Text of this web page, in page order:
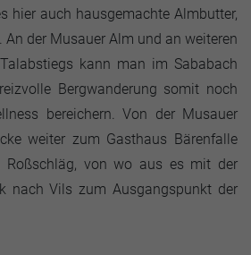
hier auch hausgemachte Almbutter,
der Musauer Alm und an weiteren
kann man im Sababach
Bergwanderung somit noch
bereichern. Von der Musauer
weiter zum Gasthaus Bärenfalle
Roßschläg, von wo aus es mit der
nach Vils zum Ausgangspunkt der